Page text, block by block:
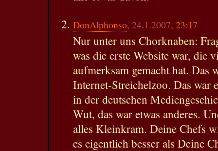
DonAlphonso, 24.1.2007, 23:17
Nur unter uns Chorknaben:
was die erste Website war, die
aufmerksam gemacht hat. Das
Internet-Streichelzoo. Das war
in der deutschen
Wut, das war etwas anderes.
alles Kleinkram. Deine Chefs
es eigentlich besser als Deine